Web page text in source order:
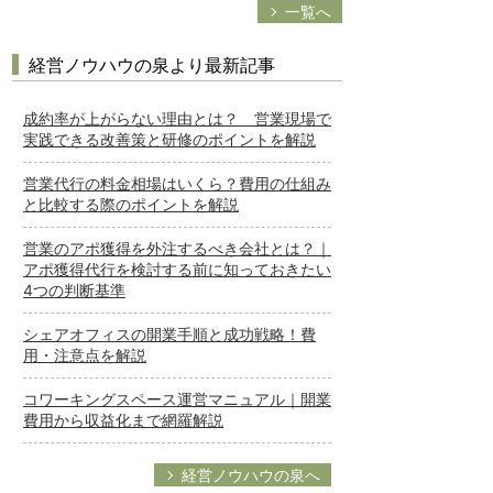
一覧へ
経営ノウハウの泉より最新記事
成約率が上がらない理由とは？ 営業現場で
実践できる改善策と研修のポイントを解説
営業代行の料金相場はいくら？費用の仕組み
と比較する際のポイントを解説
営業のアポ獲得を外注するべき会社とは？｜
アポ獲得代行を検討する前に知っておきたい
4つの判断基準
シェアオフィスの開業手順と成功戦略！費
用・注意点を解説
コワーキングスペース運営マニュアル｜開業
費用から収益化まで網羅解説
経営ノウハウの泉へ